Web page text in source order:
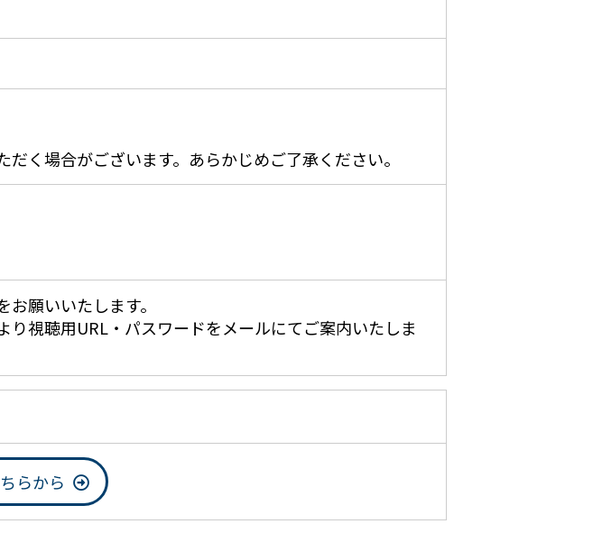
く場合がございます。あらかじめご了承ください。
願いいたします。
視聴用URL・パスワードをメールにてご案内いたしま
らから